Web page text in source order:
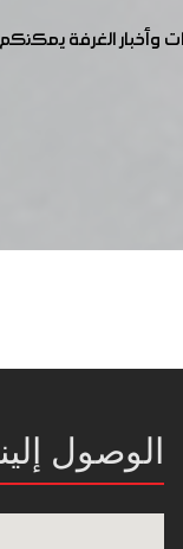
وأخبار الغرفة
الوصول